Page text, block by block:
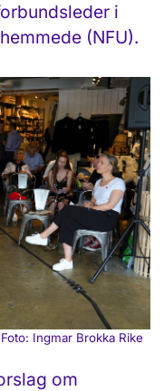
i
(NFU).
Ingmar Brokka Rike
om